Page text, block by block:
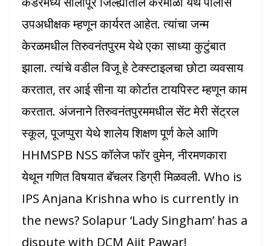
उपअधीक्षक म्हणून कार्यरत आहेत. त्यांचा जन्म
केरळमधील तिरुवनंतपुरम येथे एका साध्या कुटुंबात
झाला. त्यांचे वडील विजू हे टेक्स्टाइलचा छोटा व्यवसाय
करतात, तर आई सीना या कोर्टात टायपिस्ट म्हणून काम
करतात. अंजनाने तिरुवनंतपुरममधील सेंट मेरी सेंट्रल
स्कूल, पूजप्पुरा येथे शालेय शिक्षण पूर्ण केले आणि
HHMSPB NSS कॉलेज फॉर वुमेन, नीरमणकारा
येथून गणित विषयात बॅचलर डिग्री मिळवली. Who is
IPS Anjana Krishna who is currently in
the news? Solapur ‘Lady Singham’ has a
dispute with DCM Ajit Pawar!